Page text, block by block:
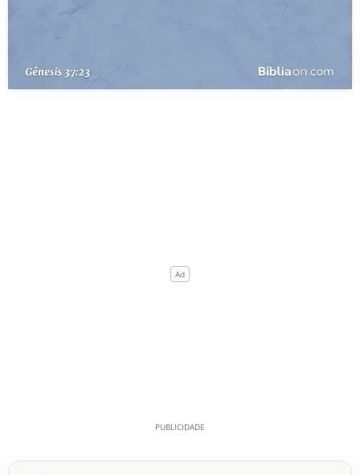
PERGUNTE À BÍBLIA